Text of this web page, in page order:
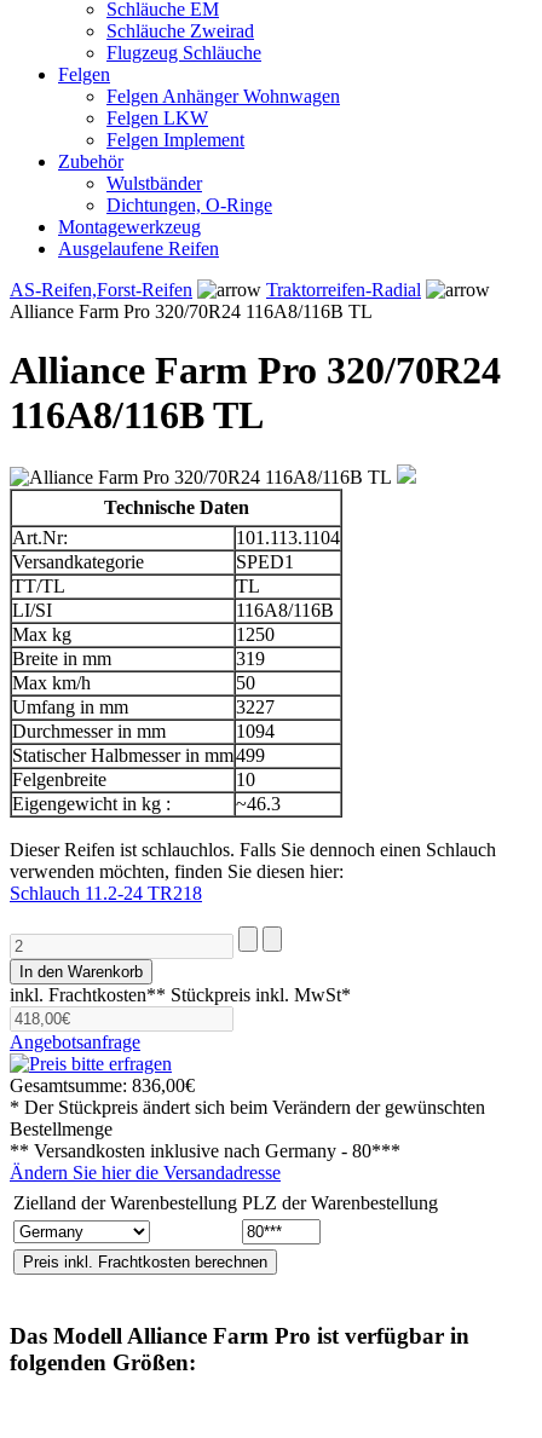
Schläuche EM
Schläuche Zweirad
Flugzeug Schläuche
Felgen
Felgen Anhänger Wohnwagen
Felgen LKW
Felgen Implement
Zubehör
Wulstbänder
Dichtungen, O-Ringe
Montagewerkzeug
Ausgelaufene Reifen
AS-Reifen,Forst-Reifen
Traktorreifen-Radial
Alliance Farm Pro 320/70R24 116A8/116B TL
Alliance Farm Pro 320/70R24
116A8/116B TL
Technische Daten
Art.Nr:
101.113.1104
Versandkategorie
SPED1
TT/TL
TL
LI/SI
116A8/116B
Max kg
1250
Breite in mm
319
Max km/h
50
Umfang in mm
3227
Durchmesser in mm
1094
Statischer Halbmesser in mm499
Felgenbreite
10
Eigengewicht in kg :
~46.3
Dieser Reifen ist schlauchlos. Falls Sie dennoch einen Schlauch
verwenden möchten, finden Sie diesen hier:
Schlauch 11.2-24 TR218
inkl. Frachtkosten** Stückpreis inkl. MwSt*
Angebotsanfrage
Gesamtsumme: 836,00€
* Der Stückpreis ändert sich beim Verändern der gewünschten
Bestellmenge
** Versandkosten inklusive nach Germany - 80***
Ändern Sie hier die Versandadresse
Zielland der Warenbestellung PLZ der Warenbestellung
Das Modell Alliance Farm Pro ist verfügbar in
folgenden Größen: